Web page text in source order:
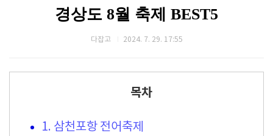
경상도 8월 축제 BEST5
다잡고 2024. 7. 29. 17:55
목차
1. 삼천포항 전어축제